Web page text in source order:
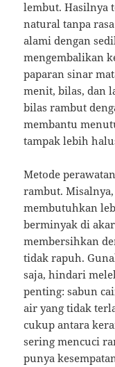
lembut. Hasilnya
natural tanpa
alami dengan
mengembalikan
paparan sinar
menit, bilas, dan
bilas rambut
membantu
tampak lebih
Metode
rambut.
membutuhkan
berminyak di
membersihkan
tidak rapuh.
saja, hindari
penting: sabun
air yang tidak
cukup antara
sering mencuci
punya